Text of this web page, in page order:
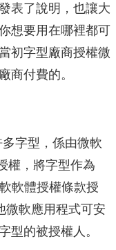
表了說明，也讓大
想要用在哪裡都可
初字型廠商授權微
商付費的。
字型，係由微軟
權，將字型作為
軟體授權條款授
微軟應用程式可安
型的被授權人。